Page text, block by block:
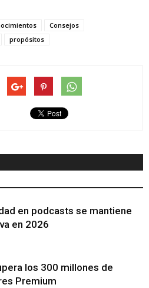
Consejos
propósitos
en podcasts se mantiene
en 2026
los 300 millones de
Premium